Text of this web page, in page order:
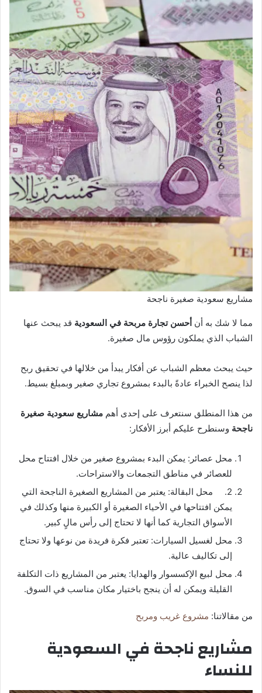
مشاريع سعودية صغيرة ناجحة
مما لا شك به أن أحسن تجارة مربحة في السعودية قد يبحث عنها
الشباب الذي يملكون رؤوس مال صغيرة.
حيث يبحث معظم الشباب عن أفكار يبدأ من خلالها في تحقيق ربح
لذا ينصح الخبراء عادةً بالبدء بمشروع تجاري صغير وبمبلغ بسيط.
من هذا المنطلق سنتعرف على إحدى أهم مشاريع سعودية صغيرة
ناجحة وسنطرح عليكم أبرز الأفكار:
محل عصائر: يمكن البدء بمشروع صغير من خلال افتتاح محل
للعصائر في مناطق التجمعات والاستراحات.
2. محل البقالة: يعتبر من المشاريع الصغيرة الناجحة التي
يمكن افتتاحها في الأحياء الصغيرة أو الكبيرة منها وكذلك في
الأسواق التجارية كما أنها لا تحتاج إلى رأس مالٍ كبير.
محل لغسيل السيارات: تعتبر فكرة فريدة من نوعها ولا تحتاج
إلى تكاليف عالية.
محل لبيع الإكسسوار والهدايا: يعتبر من المشاريع ذات التكلفة
القليلة ويمكن له أن ينجح باختيار مكان مناسب في السوق.
من مقالاتنا: مشروع غريب ومربح
مشاريع ناجحة في السعودية
للنساء